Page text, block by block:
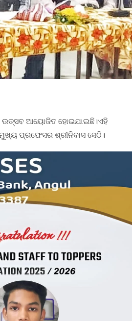
ଉତ୍ସବ ଆୟୋଜିତ ହୋଇଯାଇଛି।ଏହି
ପ୍ରଫେସର ଶ୍ରୀନିବାସ ସେଠି।